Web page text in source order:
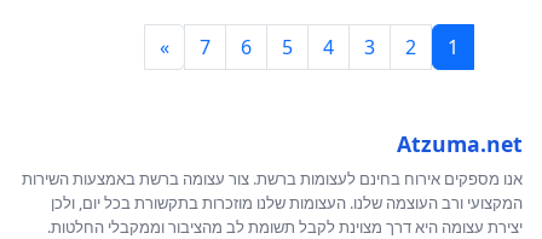
1
2
3
4
5
6
7
»
Atzuma.net
אנו מספקים אירוח בחינם לעצומות ברשת. צור עצומה ברשת באמצעות השירות
המקצועי ורב העוצמה שלנו. העצומות שלנו מוזכרות בתקשורת בכל יום, ולכן
יצירת עצומה היא דרך מצוינת לקבל תשומת לב מהציבור וממקבלי החלטות.